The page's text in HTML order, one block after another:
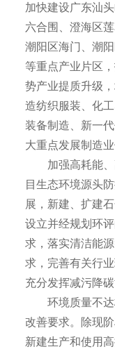
加快建设广东汕
六合围、澄海区
潮阳区海门、潮
等重点产业片区
势产业提质升级
造纺织服装、化
装备制造、新一
大重点发展制造业
加强高耗能、
目生态环境源头
展，新建、扩建
设立并经规划环
求，落实清洁能
求，完善有关行
充分发挥减污降碳
环境质量不达
改善要求。除现
新建生产和使用